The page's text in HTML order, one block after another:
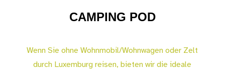
CAMPING POD
Wenn Sie ohne Wohnmobil/Wohnwagen oder Zelt
durch Luxemburg reisen, bieten wir die ideale